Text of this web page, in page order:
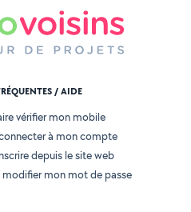
/ AIDE
vérifier mon mobile
à mon compte
depuis le site web
mon mot de passe